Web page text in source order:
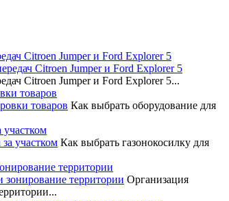
Citroen Jumper и Ford Explorer 5
Citroen Jumper и Ford Explorer 5...
товаров
Как выбрать оборудование для
участком
Как выбрать газонокосилку для
территории
Организация